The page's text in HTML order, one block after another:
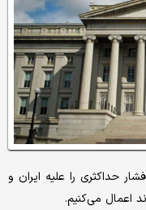
حداکثری را علیه ایران و
اعمال می‌کنیم.